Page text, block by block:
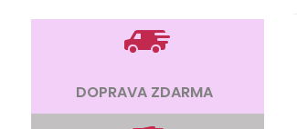
DOPRAVA ZDARMA